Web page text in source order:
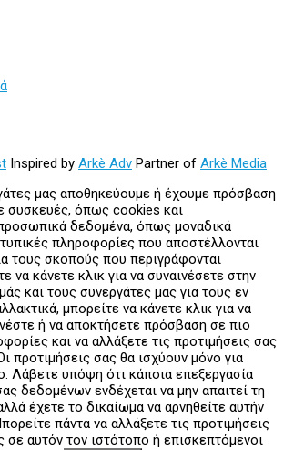
Inspired by Arkè Adv Partner of Arkè Media
μας αποθηκεύουμε ή έχουμε πρόσβαση
συσκευές, όπως cookies και
δεδομένα, όπως μοναδικά
πληροφορίες που αποστέλλονται
τους σκοπούς που περιγράφονται
να κάνετε κλικ για να συναινέσετε στην
και τους συνεργάτες μας για τους εν
μπορείτε να κάνετε κλικ για να
ή να αποκτήσετε πρόσβαση σε πιο
και να αλλάξετε τις προτιμήσεις σας
προτιμήσεις σας θα ισχύουν μόνο για
Λάβετε υπόψη ότι κάποια επεξεργασία
δεδομένων ενδέχεται να μην απαιτεί τη
έχετε το δικαίωμα να αρνηθείτε αυτήν
πάντα να αλλάξετε τις προτιμήσεις
σε αυτόν τον ιστότοπο ή επισκεπτόμενοι